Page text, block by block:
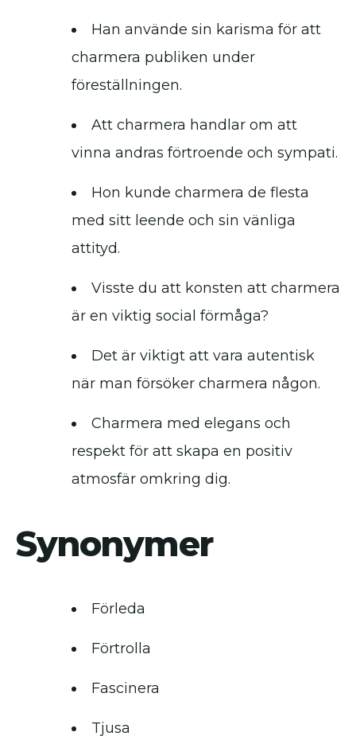
Han använde sin karisma för att
charmera publiken under
föreställningen.
Att charmera handlar om att
vinna andras förtroende och sympati.
Hon kunde charmera de flesta
med sitt leende och sin vänliga
attityd.
Visste du att konsten att charmera
är en viktig social förmåga?
Det är viktigt att vara autentisk
när man försöker charmera någon.
Charmera med elegans och
respekt för att skapa en positiv
atmosfär omkring dig.
Synonymer
Förleda
Förtrolla
Fascinera
Tjusa